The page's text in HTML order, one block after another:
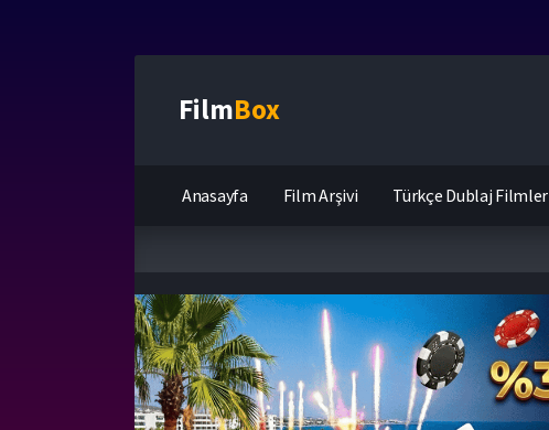
FilmBox
Anasayfa Film Arşivi Türkçe Dublaj Filmler